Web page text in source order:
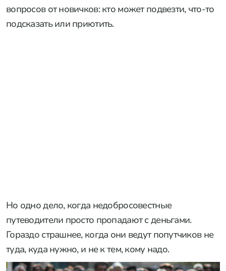
вопросов от новичков: кто может подвезти, что-то
подсказать или приютить.
Но одно дело, когда недобросовестные
путеводители просто пропадают с деньгами.
Гораздо страшнее, когда они ведут попутчиков не
туда, куда нужно, и не к тем, кому надо.